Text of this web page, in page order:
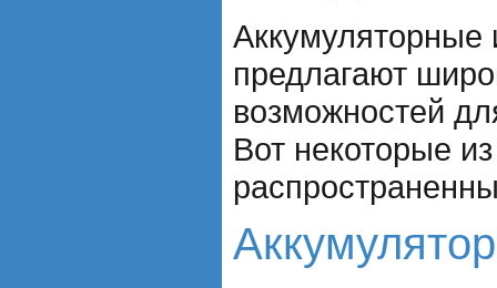
Аккумуляторные
предлагают
возможностей
Вот некоторые